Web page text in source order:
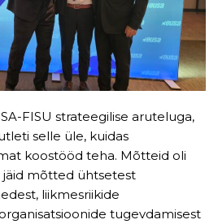
FISU strateegilise aruteluga,
selle üle, kuidas
koostööd teha. Mõtteid oli
jäid mõtted ühtsetest
liikmesriikide
tugevdamisest